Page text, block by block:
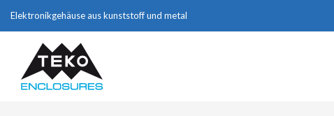
Elektronikgehäuse aus kunststoff und metal